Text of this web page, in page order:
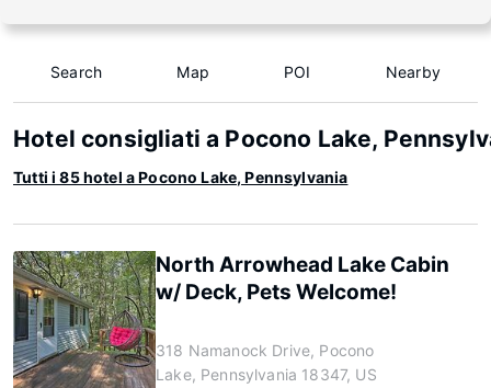
Search Map POI Nearby
Hotel consigliati a Pocono Lake,
Tutti i 85 hotel a Pocono Lake, Pennsylvania
North Arrowhead Lake Cabin
w/ Deck, Pets Welcome!
318 Namanock Drive, Pocono
Lake, Pennsylvania 18347, US